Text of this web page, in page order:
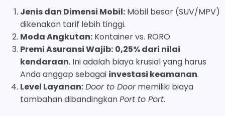
Jenis dan Dimensi Mobil: Mobil besar (SUV/MPV)
dikenakan tarif lebih tinggi.
Moda Angkutan: Kontainer vs. RORO.
Premi Asuransi Wajib: 0,25% dari nilai
kendaraan. Ini adalah biaya krusial yang harus
Anda anggap sebagai investasi keamanan.
Level Layanan:Door to Doormemiliki biaya
tambahan dibandingkanPort to Port.